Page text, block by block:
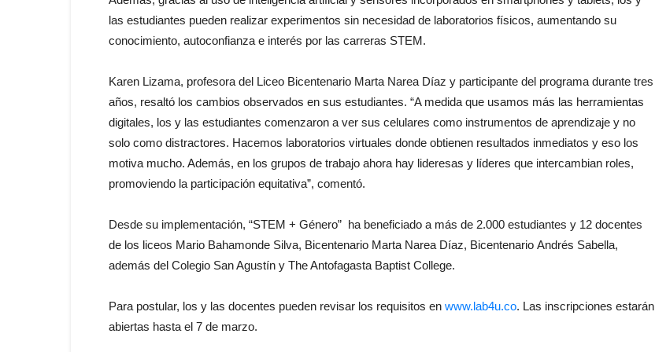
las estudiantes pueden realizar experimentos sin necesidad de laboratorios físicos, aumentando su
conocimiento, autoconfianza e interés por las carreras STEM.
Karen Lizama, profesora del Liceo Bicentenario Marta Narea Díaz y participante del programa durante tres
años, resaltó los cambios observados en sus estudiantes. “A medida que usamos más las herramientas
digitales, los y las estudiantes comenzaron a ver sus celulares como instrumentos de aprendizaje y no
solo como distractores. Hacemos laboratorios virtuales donde obtienen resultados inmediatos y eso los
motiva mucho. Además, en los grupos de trabajo ahora hay lideresas y líderes que intercambian roles,
promoviendo la participación equitativa”, comentó.
Desde su implementación, “STEM + Género” ha beneficiado a más de 2.000 estudiantes y 12 docentes
de los liceos Mario Bahamonde Silva, Bicentenario Marta Narea Díaz, Bicentenario Andrés Sabella,
además del Colegio San Agustín y The Antofagasta Baptist College.
Para postular, los y las docentes pueden revisar los requisitos en www.lab4u.co. Las inscripciones estarán
abiertas hasta el 7 de marzo.